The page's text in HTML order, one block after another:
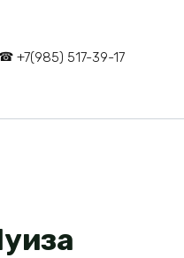
+7(985) 517-39-17